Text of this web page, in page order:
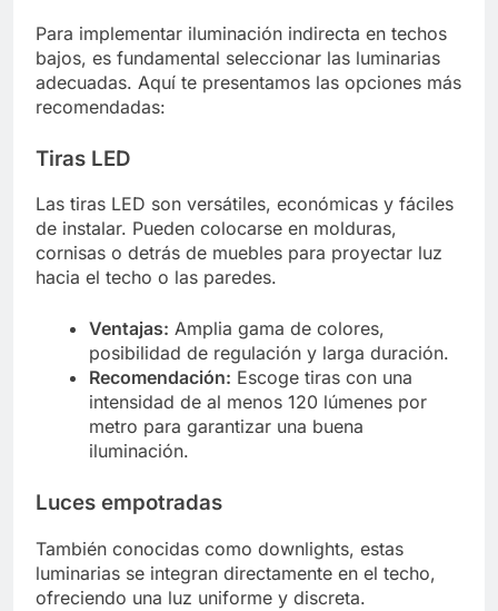
Para implementar iluminación indirecta en techos
bajos, es fundamental seleccionar las luminarias
adecuadas. Aquí te presentamos las opciones más
recomendadas:
Tiras LED
Las tiras LED son versátiles, económicas y fáciles
de instalar. Pueden colocarse en molduras,
cornisas o detrás de muebles para proyectar luz
hacia el techo o las paredes.
Ventajas: Amplia gama de colores,
posibilidad de regulación y larga duración.
Recomendación: Escoge tiras con una
intensidad de al menos 120 lúmenes por
metro para garantizar una buena
iluminación.
Luces empotradas
También conocidas como downlights, estas
luminarias se integran directamente en el techo,
ofreciendo una luz uniforme y discreta.